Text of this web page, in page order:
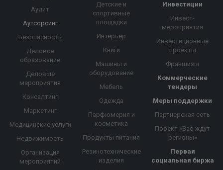
Аудит
Аутсорсинг
Безопасность
Деловое
образование
Деловые
мероприятия
Консалтинг
Маркетинг
Медицинские услуги
Недвижимость
Организация
мероприятий
Детские и
спортивные
площадки
Интерьер
Книги
Машины и
оборудование
Мебель
Одежда
Парфюмерия и
косметика
Продукты питания
Резинотехнические
изделия
Инвестиции
Инвест-
мероприятия
Инвестиционные
проекты
Франшизы
Коммерческие
тендеры
Меры поддержки
Партнерская сеть
Проект «Вас ждут
регионы»
Первая
социальная биржа